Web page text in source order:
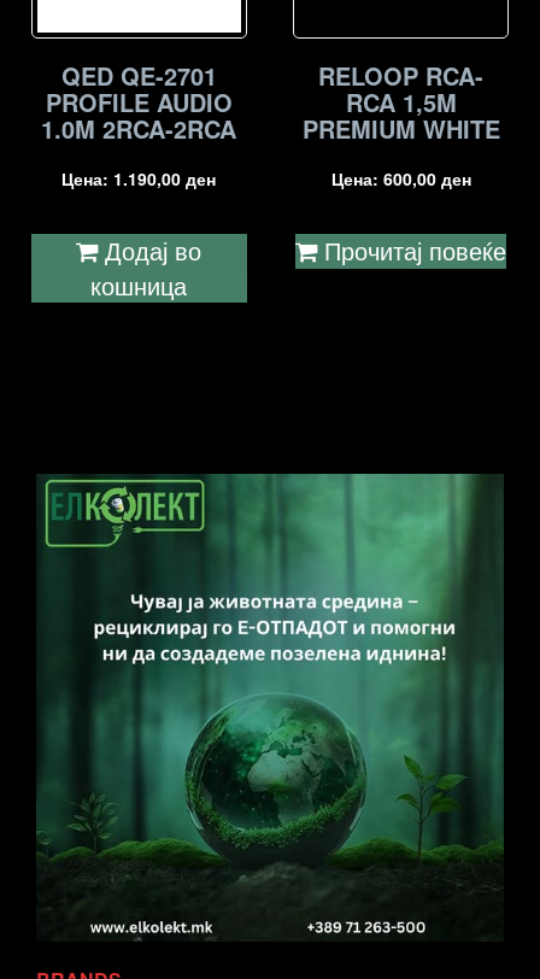
QED QE-2701
PROFILE AUDIO
1.0M 2RCA-2RCA
Цена: 1.190,00ден
Додај во
кошница
RELOOP RCA-
RCA 1,5M
PREMIUM WHITE
Цена: 600,00 ден
Прочитај повеќе